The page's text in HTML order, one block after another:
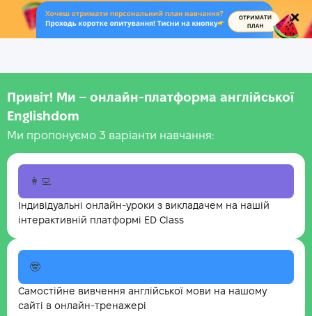
.
Привіт! Ми – онлайн-платформа англійської
Englishdom
Ми пропонуємо 3 варіанти навчання:
👩‍💻
Індивідуальні онлайн-уроки з викладачем на нашій
інтерактивній платформі ED Class
🤓
Самостійне вивчення англійської мови на нашому
сайті в онлайн-тренажері